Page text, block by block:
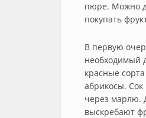
пюре. Можно
покупать
В первую
необходимый
красные
абрикосы.
через марлю.
выскребают